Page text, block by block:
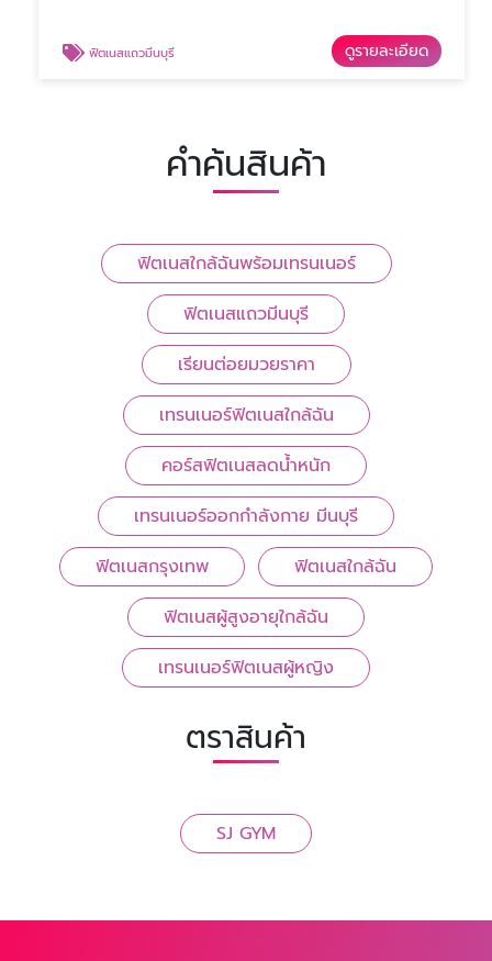
ฟิตเนสแถวมีนบุรี ดูรายละเอียด
คำค้นสินค้า
ฟิตเนสใกล้ฉันพร้อมเทรนเนอร์
ฟิตเนสแถวมีนบุรี
เรียนต่อยมวยราคา
เทรนเนอร์ฟิตเนสใกล้ฉัน
คอร์สฟิตเนสลดน้ำหนัก
เทรนเนอร์ออกกำลังกาย มีนบุรี
ฟิตเนสกรุงเทพ
ฟิตเนสใกล้ฉัน
ฟิตเนสผู้สูงอายุใกล้ฉัน
เทรนเนอร์ฟิตเนสผู้หญิง
ตราสินค้า
SJ GYM